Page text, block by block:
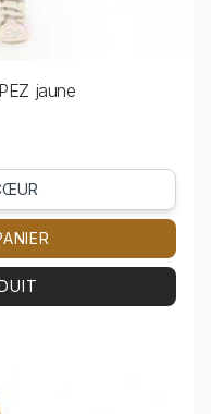
jaune